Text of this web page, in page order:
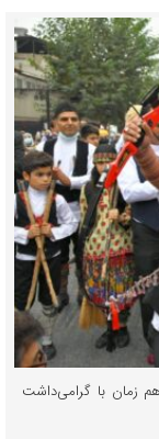
زمان با گرامی‌داشت